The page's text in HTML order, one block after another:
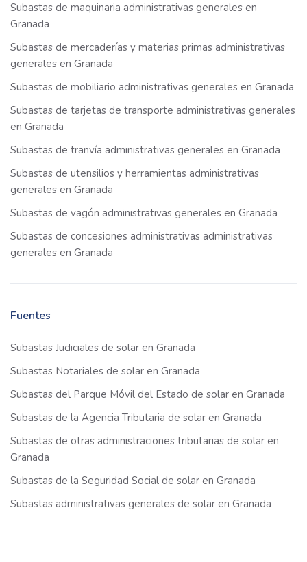
Subastas de maquinaria administrativas generales en
Granada
Subastas de mercaderías y materias primas administrativas
generales en Granada
Subastas de mobiliario administrativas generales en Granada
Subastas de tarjetas de transporte administrativas generales
en Granada
Subastas de tranvía administrativas generales en Granada
Subastas de utensilios y herramientas administrativas
generales en Granada
Subastas de vagón administrativas generales en Granada
Subastas de concesiones administrativas administrativas
generales en Granada
Fuentes
Subastas Judiciales de solar en Granada
Subastas Notariales de solar en Granada
Subastas del Parque Móvil del Estado de solar en Granada
Subastas de la Agencia Tributaria de solar en Granada
Subastas de otras administraciones tributarias de solar en
Granada
Subastas de la Seguridad Social de solar en Granada
Subastas administrativas generales de solar en Granada